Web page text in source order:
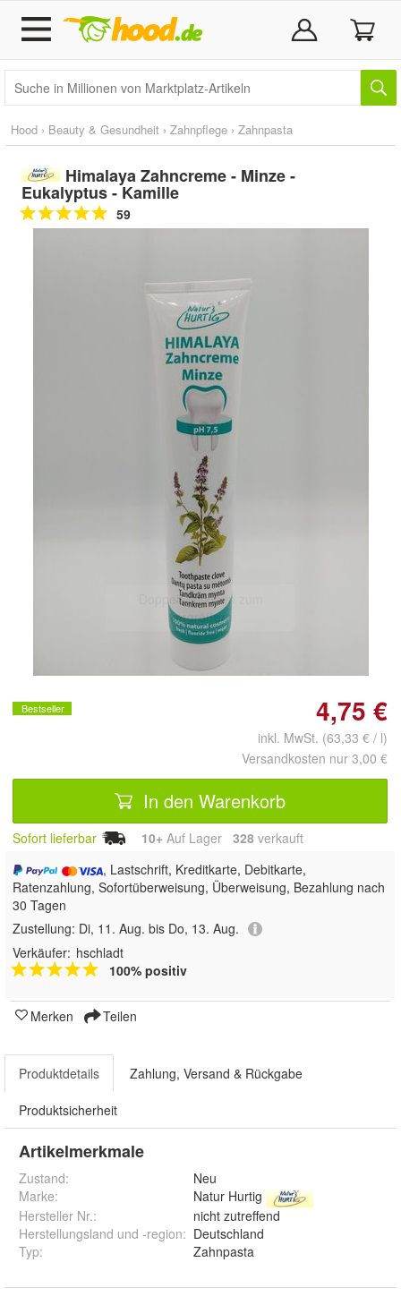
Hood › Beauty & Gesundheit › Zahnpflege › Zahnpasta
Himalaya Zahncreme - Minze -
Eukalyptus - Kamille
59
Doppelt antippen zum
vergrößern
Bestseller 4,75 €
inkl. MwSt. (63,33 € / l)
Versandkosten nur 3,00 €
In den Warenkorb
Sofort lieferbar 10+ Auf Lager 328 verkauft
, Lastschrift, Kreditkarte, Debitkarte,
Ratenzahlung, Sofortüberweisung, Überweisung, Bezahlung nach
30 Tagen
Zustellung: Di, 11. Aug. bis Do, 13. Aug.
Verkäufer: hschladt
100% positiv
Merken Teilen
Produktdetails Zahlung, Versand & Rückgabe
Produktsicherheit
Artikelmerkmale
Zustand:
Neu
Marke:
Natur Hurtig
Hersteller Nr.:
nicht zutreffend
Herstellungsland und -region: Deutschland
Typ: Zahnpasta